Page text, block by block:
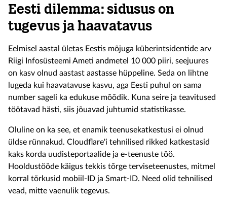
Eesti dilemma: sidusus on
tugevus ja haavatavus
Eelmisel aastal ületas Eestis mõjuga küberintsidentide arv
Riigi Infosüsteemi Ameti andmetel 10 000 piiri, seejuures
on kasv olnud aastast aastasse hüppeline. Seda on lihtne
lugeda kui haavatavuse kasvu, aga Eesti puhul on sama
number sageli ka edukuse mõõdik. Kuna seire ja teavitused
töötavad hästi, siis jõuavad juhtumid statistikasse.
Oluline on ka see, et enamik teenusekatkestusi ei olnud
üldse rünnakud. Cloudflare'i tehnilised rikked katkestasid
kaks korda uudisteportaalide ja e-teenuste töö.
Hooldustööde käigus tekkis tõrge terviseteenustes, mitmel
korral tõrkusid mobiil-ID ja Smart-ID. Need olid tehnilised
vead, mitte vaenulik tegevus.